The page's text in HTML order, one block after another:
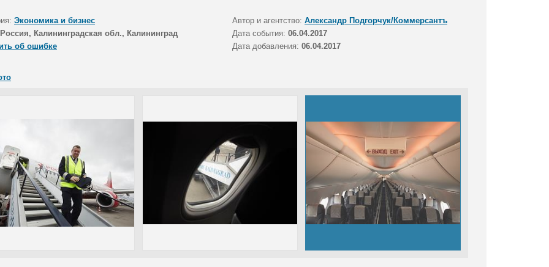
Экономика и бизнес Автор и агентство: Александр Подгорчук/Коммерсантъ
Россия, Калининградская обл., Калининград Дата события: 06.04.2017
об ошибке
Дата добавления: 06.04.2017